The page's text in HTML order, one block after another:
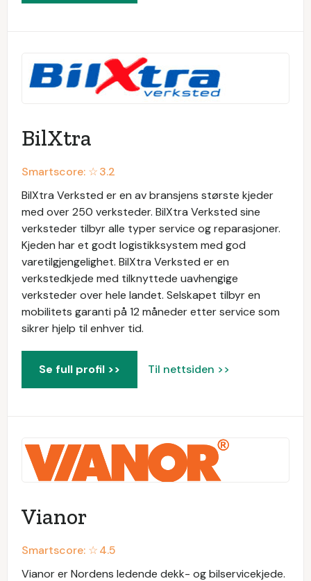
BilXtra
Smartscore: ☆3.2
BilXtra Verksted er en av bransjens største kjeder
med over 250 verksteder. BilXtra Verksted sine
verksteder tilbyr alle typer service og reparasjoner.
Kjeden har et godt logistikksystem med god
varetilgjengelighet. BilXtra Verksted er en
verkstedkjede med tilknyttede uavhengige
verksteder over hele landet. Selskapet tilbyr en
mobilitets garanti på 12 måneder etter service som
sikrer hjelp til enhver tid.
Se full profil >> Til nettsiden >>
Vianor
Smartscore: ☆4.5
Vianor er Nordens ledende dekk- og bilservicekjede.